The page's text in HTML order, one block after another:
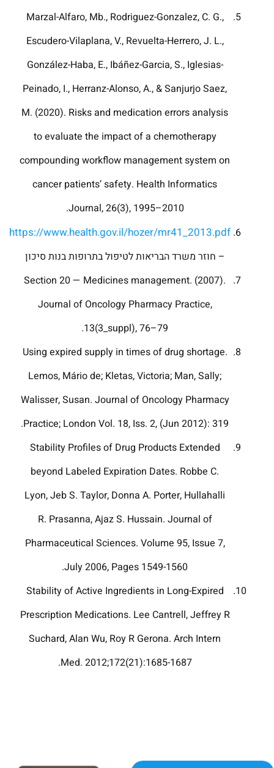
Marzal-Alfaro, Mb., Rodriguez-Gonzalez, C. G.,
Escudero-Vilaplana, V., Revuelta-Herrero, J. L.,
González-Haba, E., Ibáñez-Garcia, S., Iglesias-
Peinado, I., Herranz-Alonso, A., & Sanjurjo Saez,
M. (2020). Risks and medication errors analysis
to evaluate the impact of a chemotherapy
compounding workflow management system on
cancer patients’ safety. Health Informatics
Journal, 26(3), 1995–2010.
https://www.health.gov.il/hozer/mr41_2013.pdf
– חוזר משרד הבריאות לטיפול בתרופות בנות סיכון
Section 20 — Medicines management. (2007).
Journal of Oncology Pharmacy Practice,
13(3_suppl), 76–79.
Using expired supply in times of drug shortage.
Lemos, Mário de; Kletas, Victoria; Man, Sally;
Walisser, Susan. Journal of Oncology Pharmacy
Practice; London Vol. 18, Iss. 2, (Jun 2012): 319.
Stability Profiles of Drug Products Extended
beyond Labeled Expiration Dates. Robbe C.
Lyon, Jeb S. Taylor, Donna A. Porter, Hullahalli
R. Prasanna, Ajaz S. Hussain. Journal of
Pharmaceutical Sciences. Volume 95, Issue 7,
July 2006, Pages 1549-1560.
Stability of Active Ingredients in Long-Expired
Prescription Medications. Lee Cantrell, Jeffrey R
Suchard, Alan Wu, Roy R Gerona. Arch Intern
Med. 2012;172(21):1685-1687.